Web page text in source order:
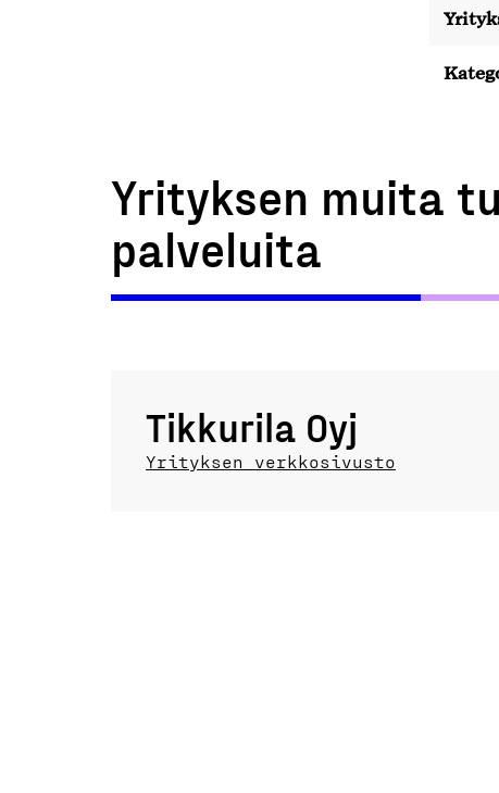
Yrityksen muita
palveluita
Tikkurila Oyj
Yrityksen verkkosivusto